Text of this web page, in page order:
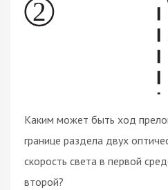
Каким может быть ход
границе раздела двух
скорость света в первой
второй?